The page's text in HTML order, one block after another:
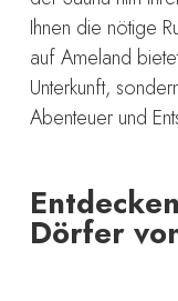
Ihnen die nötige
auf Ameland
Unterkunft,
Abenteuer und
Dörfer